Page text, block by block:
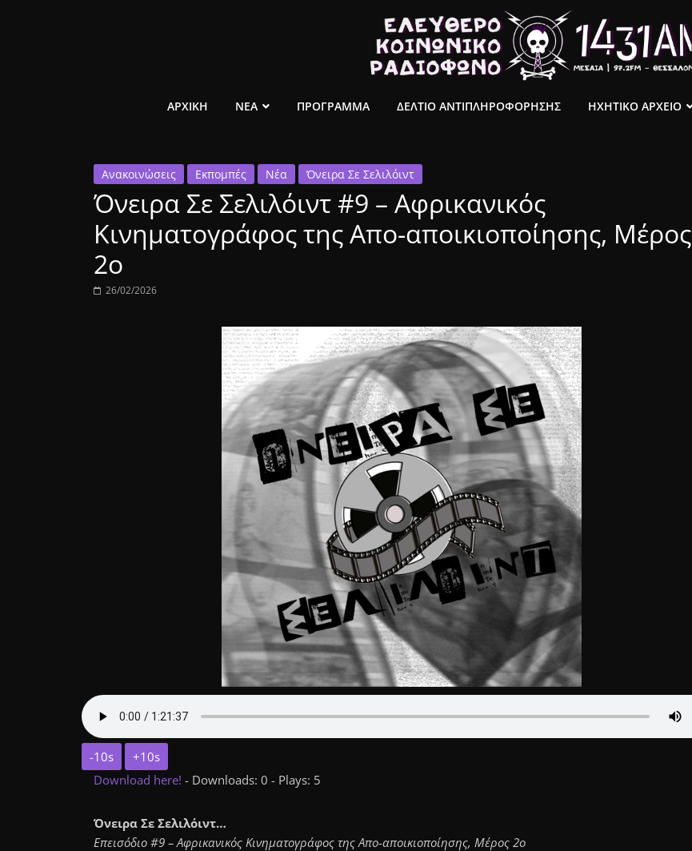
ελεύθερο
ραδιόφωνο
1431AM
ΑΡΧΙΚΗ ΝΕΑ ΠΡΟΓΡΑΜΜΑ ΔΕΛΤΙΟ ΑΝΤΙΠΛΗΡΟΦΟΡΗΣΗΣ ΗΧΗΤΙΚΟ ΑΡΧΕΙΟ
Ανακοινώσεις Εκπομπές Νέα Όνειρα Σε Σελιλόιντ
Όνειρα Σε Σελιλόιντ #9 – Αφρικανικός
Κινηματογράφος της Απο-αποικιοποίησης, Μέρος
2ο
26/02/2026
-10s
+10s
Download here! - Downloads: 0 - Plays: 5
Όνειρα Σε Σελιλόιντ…
Επεισόδιο #9 – Αφρικανικός Κινηματογράφος της Απο-αποικιοποίησης, Μέρος 2ο